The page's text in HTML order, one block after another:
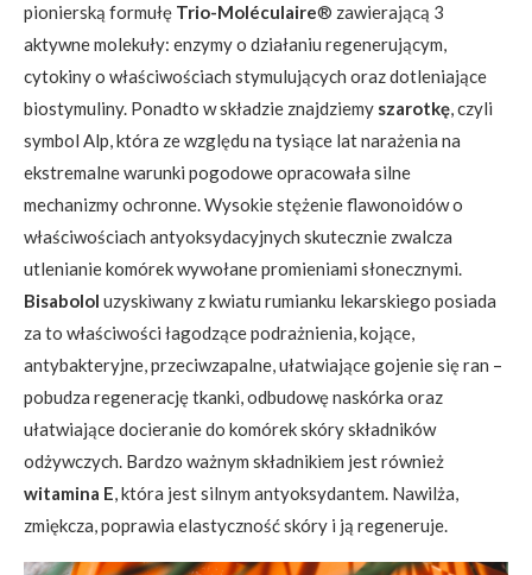
pionierską formułę Trio-Moléculaire® zawierającą 3
aktywne molekuły: enzymy o działaniu regenerującym,
cytokiny o właściwościach stymulujących oraz dotleniające
biostymuliny. Ponadto w składzie znajdziemy szarotkę, czyli
symbol Alp, która ze względu na tysiące lat narażenia na
ekstremalne warunki pogodowe opracowała silne
mechanizmy ochronne. Wysokie stężenie flawonoidów o
właściwościach antyoksydacyjnych skutecznie zwalcza
utlenianie komórek wywołane promieniami słonecznymi.
Bisabolol uzyskiwany z kwiatu rumianku lekarskiego posiada
za to właściwości łagodzące podrażnienia, kojące,
antybakteryjne, przeciwzapalne, ułatwiające gojenie się ran –
pobudza regenerację tkanki, odbudowę naskórka oraz
ułatwiające docieranie do komórek skóry składników
odżywczych. Bardzo ważnym składnikiem jest również
witamina E, która jest silnym antyoksydantem. Nawilża,
zmiękcza, poprawia elastyczność skóry i ją regeneruje.